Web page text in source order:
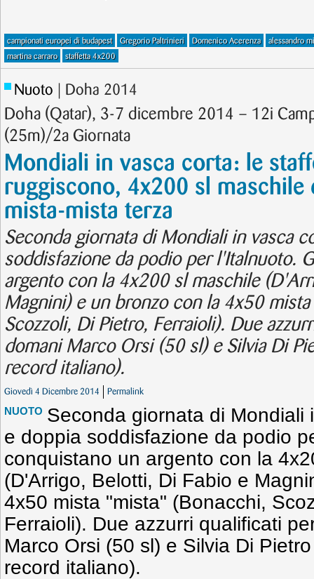
campionati europei di budapest Gregorio Paltrinieri Domenico Acerenza
alessandro
martina carraro
staffetta 4x200
Nuoto | Doha 2014
Doha (Qatar), 3-7 dicembre 2014 – 12i
(25m)/2a Giornata
Mondiali in vasca corta: le
ruggiscono, 4x200 sl maschile
mista-mista terza
Seconda giornata di Mondiali in vasca
soddisfazione da podio per l'Italnuoto.
argento con la 4x200 sl maschile
Magnini) e un bronzo con la 4x50
Scozzoli, Di Pietro, Ferraioli). Due
domani Marco Orsi (50 sl) e Silvia Di
record italiano).
Giovedì 4 Dicembre 2014 Permalink
NUOTO Seconda giornata di Mondiali
e doppia soddisfazione da podio
conquistano un argento con la
(D'Arrigo, Belotti, Di Fabio e
4x50 mista "mista" (Bonacchi,
Ferraioli). Due azzurri qualificati
Marco Orsi (50 sl) e Silvia Di
record italiano).